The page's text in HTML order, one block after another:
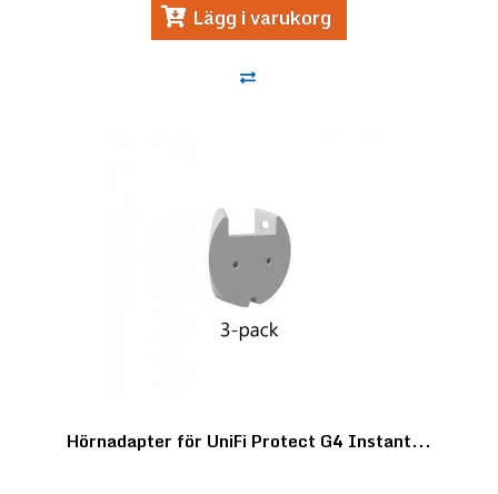
Lägg i varukorg
Hörnadapter för UniFi Protect G4 Instant...